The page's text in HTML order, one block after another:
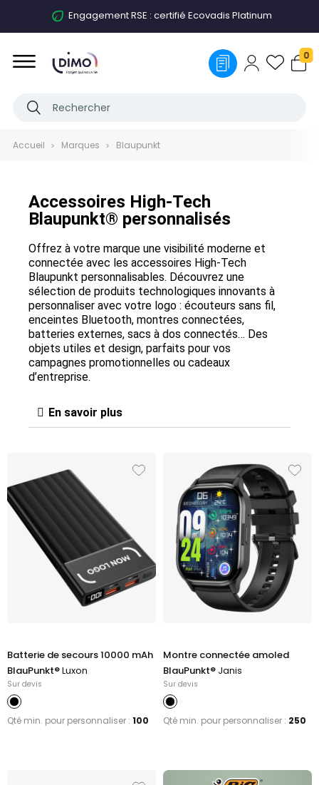
Engagement RSE : certifié Ecovadis Platinum
0
Accueil Marques Blaupunkt
Accessoires High-Tech
Blaupunkt® personnalisés
Offrez à votre marque une visibilité moderne et
connectée avec les accessoires High-Tech
Blaupunkt personnalisables. Découvrez une
sélection de produits technologiques innovants à
personnaliser avec votre logo : écouteurs sans fil,
enceintes Bluetooth, montres connectées,
batteries externes, sacs à dos connectés… Des
objets utiles et design, parfaits pour vos
campagnes promotionnelles ou cadeaux
d’entreprise.
En savoir plus
Batterie de secours 10000 mAh
BlauPunkt®Luxon
Sur devis
Qté min. pour personnaliser : 100
Montre connectée amoled
BlauPunkt® Janis
Sur devis
Qté min. pour personnaliser : 250